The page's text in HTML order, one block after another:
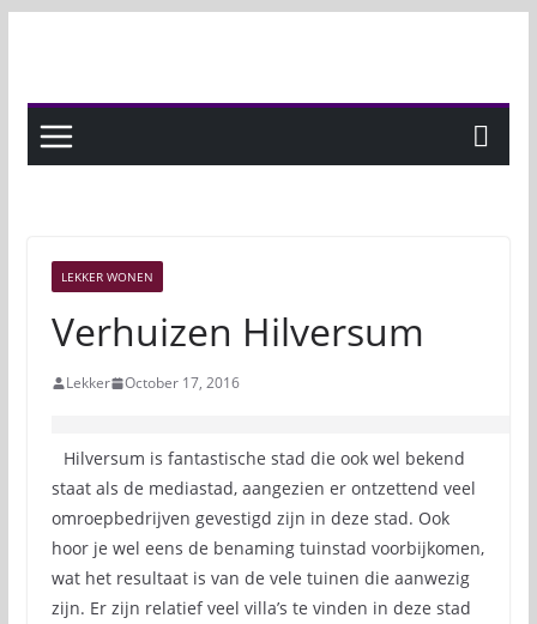
LEKKER WONEN
Verhuizen Hilversum
Lekker October 17, 2016
Hilversum is fantastische stad die ook wel bekend
staat als de mediastad, aangezien er ontzettend veel
omroepbedrijven gevestigd zijn in deze stad. Ook
hoor je wel eens de benaming tuinstad voorbijkomen,
wat het resultaat is van de vele tuinen die aanwezig
zijn. Er zijn relatief veel villa’s te vinden in deze stad